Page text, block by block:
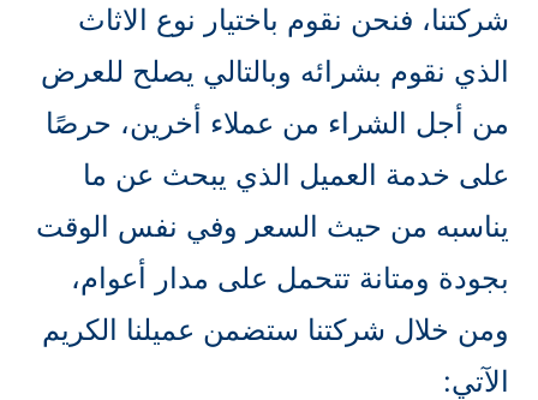
شركتنا، فنحن نقوم باختيار نوع الاثاث
الذي نقوم بشرائه وبالتالي يصلح للعرض
من أجل الشراء من عملاء أخرين، حرصًا
على خدمة العميل الذي يبحث عن ما
يناسبه من حيث السعر وفي نفس الوقت
بجودة ومتانة تتحمل على مدار أعوام،
ومن خلال شركتنا ستضمن عميلنا الكريم
الآتي: